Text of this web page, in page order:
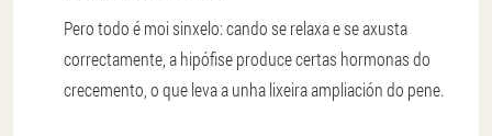
Pero todo é moi sinxelo: cando se relaxa e se axusta
correctamente, a hipófise produce certas hormonas do
crecemento, o que leva a unha lixeira ampliación do pene.